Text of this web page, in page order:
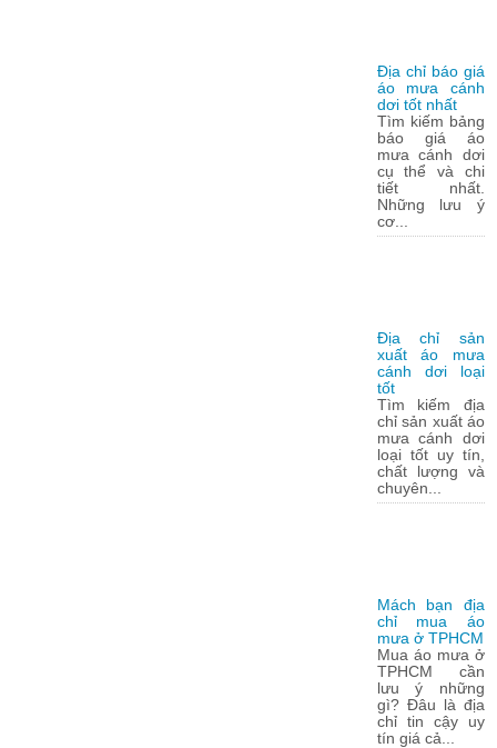
Địa chỉ báo giá
áo mưa cánh
dơi tốt nhất
Tìm kiếm bảng
báo giá áo
mưa cánh dơi
cụ thể và chi
tiết nhất.
Những lưu ý
cơ...
Địa chỉ sản
xuất áo mưa
cánh dơi loại
tốt
Tìm kiếm địa
chỉ sản xuất áo
mưa cánh dơi
loại tốt uy tín,
chất lượng và
chuyên...
Mách bạn địa
chỉ mua áo
mưa ở TPHCM
Mua áo mưa ở
TPHCM cần
lưu ý những
gì? Đâu là địa
chỉ tin cậy uy
tín giá cả...